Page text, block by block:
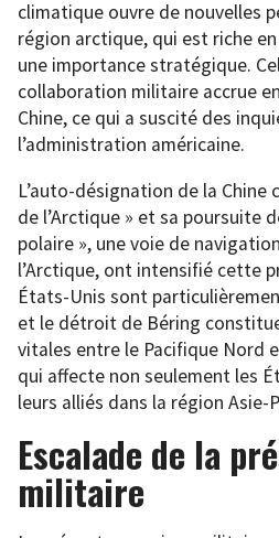
climatique ouvre de nouvelles
région arctique, qui est riche
une importance stratégique.
collaboration militaire accrue
Chine, ce qui a suscité des
l’administration américaine.
L’auto-désignation de la Chine
de l’Arctique » et sa poursuite
polaire », une voie de
l’Arctique, ont intensifié cette
États-Unis sont
et le détroit de Béring
vitales entre le Pacifique Nord
qui affecte non seulement les
leurs alliés dans la région Asie-
Escalade de la
militaire